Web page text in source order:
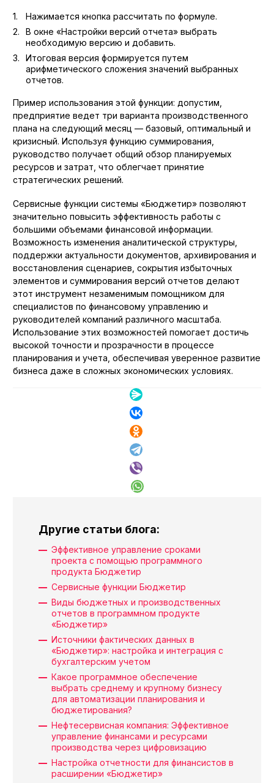
Нажимается кнопка рассчитать по формуле.
В окне «Настройки версий отчета» выбрать
необходимую версию и добавить.
Итоговая версия формируется путем
арифметического сложения значений выбранных
отчетов.
Пример использования этой функции: допустим,
предприятие ведет три варианта производственного
плана на следующий месяц — базовый, оптимальный и
кризисный. Используя функцию суммирования,
руководство получает общий обзор планируемых
ресурсов и затрат, что облегчает принятие
стратегических решений.
Сервисные функции системы «Бюджетир» позволяют
значительно повысить эффективность работы с
большими объемами финансовой информации.
Возможность изменения аналитической структуры,
поддержки актуальности документов, архивирования и
восстановления сценариев, сокрытия избыточных
элементов и суммирования версий отчетов делают
этот инструмент незаменимым помощником для
специалистов по финансовому управлению и
руководителей компаний различного масштаба.
Использование этих возможностей помогает достичь
высокой точности и прозрачности в процессе
планирования и учета, обеспечивая уверенное развитие
бизнеса даже в сложных экономических условиях.
Другие статьи блога:
Эффективное управление сроками
проекта с помощью программного
продукта Бюджетир
Сервисные функции Бюджетир
Виды бюджетных и производственных
отчетов в программном продукте
«Бюджетир»
Источники фактических данных в
«Бюджетир»: настройка и интеграция с
бухгалтерским учетом
Какое программное обеспечение
выбрать среднему и крупному бизнесу
для автоматизации планирования и
бюджетирования?
Нефтесервисная компания: Эффективное
управление финансами и ресурсами
производства через цифровизацию
Настройка отчетности для финансистов в
расширении «Бюджетир»